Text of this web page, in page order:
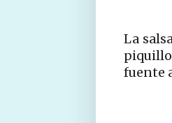
La
fuente